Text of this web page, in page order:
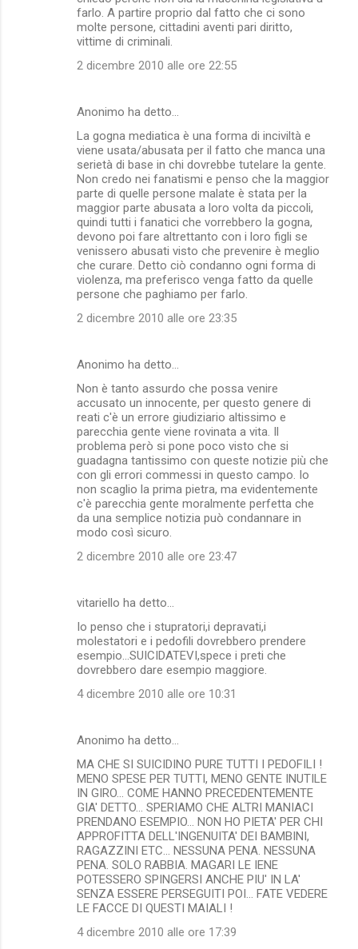
farlo. A partire proprio dal fatto che ci sono
molte persone, cittadini aventi pari diritto,
vittime di criminali.
2 dicembre 2010 alle ore 22:55
Anonimo ha detto…
La gogna mediatica è una forma di inciviltà e
viene usata/abusata per il fatto che manca una
serietà di base in chi dovrebbe tutelare la gente.
Non credo nei fanatismi e penso che la maggior
parte di quelle persone malate è stata per la
maggior parte abusata a loro volta da piccoli,
quindi tutti i fanatici che vorrebbero la gogna,
devono poi fare altrettanto con i loro figli se
venissero abusati visto che prevenire è meglio
che curare. Detto ciò condanno ogni forma di
violenza, ma preferisco venga fatto da quelle
persone che paghiamo per farlo.
2 dicembre 2010 alle ore 23:35
Anonimo ha detto…
Non è tanto assurdo che possa venire
accusato un innocente, per questo genere di
reati c'è un errore giudiziario altissimo e
parecchia gente viene rovinata a vita. Il
problema però si pone poco visto che si
guadagna tantissimo con queste notizie più che
con gli errori commessi in questo campo. Io
non scaglio la prima pietra, ma evidentemente
c'è parecchia gente moralmente perfetta che
da una semplice notizia può condannare in
modo così sicuro.
2 dicembre 2010 alle ore 23:47
vitariello ha detto…
Io penso che i stupratori,i depravati,i
molestatori e i pedofili dovrebbero prendere
esempio...SUICIDATEVI,spece i preti che
dovrebbero dare esempio maggiore.
4 dicembre 2010 alle ore 10:31
Anonimo ha detto…
MA CHE SI SUICIDINO PURE TUTTI I PEDOFILI !
MENO SPESE PER TUTTI, MENO GENTE INUTILE
IN GIRO... COME HANNO PRECEDENTEMENTE
GIA' DETTO... SPERIAMO CHE ALTRI MANIACI
PRENDANO ESEMPIO... NON HO PIETA' PER CHI
APPROFITTA DELL'INGENUITA' DEI BAMBINI,
RAGAZZINI ETC... NESSUNA PENA. NESSUNA
PENA. SOLO RABBIA. MAGARI LE IENE
POTESSERO SPINGERSI ANCHE PIU' IN LA'
SENZA ESSERE PERSEGUITI POI... FATE VEDERE
LE FACCE DI QUESTI MAIALI !
4 dicembre 2010 alle ore 17:39